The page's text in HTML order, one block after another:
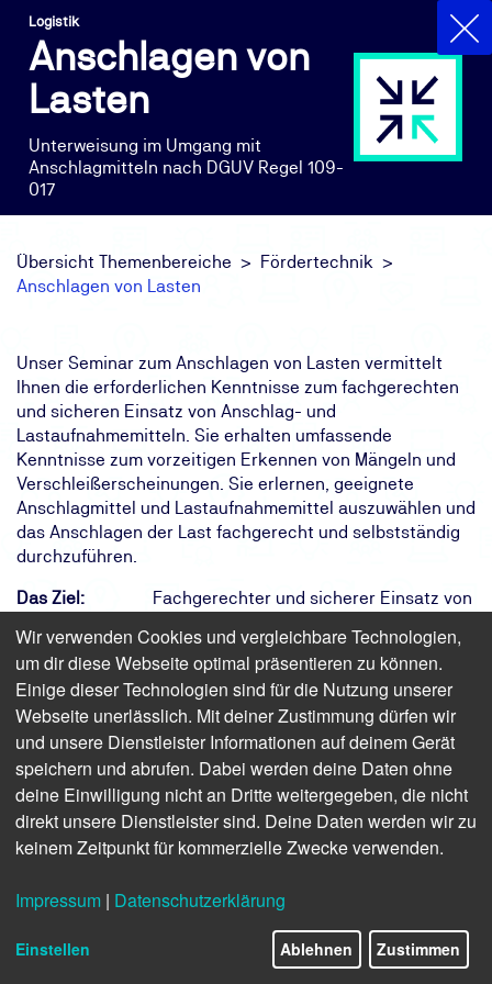
Logistik
Anschlagen von
Lasten
Unterweisung im Umgang mit
Anschlagmitteln nach DGUV Regel 109-
017
Übersicht Themenbereiche
Fördertechnik
Anschlagen von Lasten
Unser Seminar zum Anschlagen von Lasten vermittelt
Ihnen die erforderlichen Kenntnisse zum fachgerechten
und sicheren Einsatz von Anschlag- und
Lastaufnahmemitteln. Sie erhalten umfassende
Kenntnisse zum vorzeitigen Erkennen von Mängeln und
Verschleißerscheinungen. Sie erlernen, geeignete
Anschlagmittel und Lastaufnahmemittel auszuwählen und
das Anschlagen der Last fachgerecht und selbstständig
durchzuführen.
Das Ziel:
Fachgerechter und sicherer Einsatz von
Das Ergebnis:
Sie besitzen umfassende Kenntnisse
zum Gebrauch von Anschlagmitteln und
zu rechtlichen Vorgaben
Ihr Weg:
Eintägiges Präsenzseminar mit
Teilnahmebescheinigung und
Sicherheitspass
Finden Sie freie Termine für das Seminar
Anschlagen von Lasten
Unterweisung im Umgang mit
Anschlagmitteln nach DGUV Regel 109-017
Wir verwenden Cookies und vergleichbare Technologien,
um dir diese Webseite optimal präsentieren zu können.
Einige dieser Technologien sind für die Nutzung unserer
Webseite unerlässlich. Mit deiner Zustimmung dürfen wir
und unsere Dienstleister Informationen auf deinem Gerät
speichern und abrufen. Dabei werden deine Daten ohne
deine Einwilligung nicht an Dritte weitergegeben, die nicht
direkt unsere Dienstleister sind. Deine Daten werden wir zu
keinem Zeitpunkt für kommerzielle Zwecke verwenden.
Impressum | Datenschutzerklärung
Einstellen Ablehnen Zustimmen